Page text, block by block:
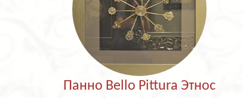
Панно Bello Pittura Этнос